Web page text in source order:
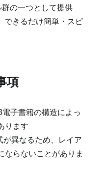
の一つとして提供
できるだけ簡単・スピ
項
子書籍の構造によっ
ります
が異なるため、レイア
ならないことがありま